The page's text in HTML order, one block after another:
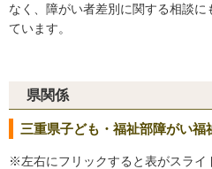
なく、障がい者差別に関する相談
ています。
県関係
三重県子ども・福祉部障がい福
※左右にフリックすると表がスライ